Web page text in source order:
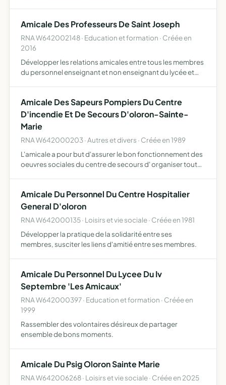
Amicale Des Professeurs De Saint Joseph
RNA W642002148 · Education et formation · Créée en
2016
Développer les relations amicales entre tous les membres
du personnel enseignant et non enseignant du lycée et
Amicale Des Sapeurs Pompiers Du Centre
D'incendie Et De Secours D'oloron-Sainte-
Marie
RNA W642000203 · Autres et divers · Créée en 1989
L'amicale a pour but d'assurer le bon fonctionnement des
oeuvres sociales du centre de secours d' organiser toutes
Amicale Du Personnel Du Centre Hospitalier
General D'oloron
RNA W642000135 · Loisirs et vie sociale · Créée en 1981
Développer la pratique de la solidarité entre ses
membres, susciter les liens d'amitié entre ses membres.
Amicale Du Personnel Du Lycee Du Iv
Septembre 'Les Amicaux'
RNA W642000397 · Education et formation · Créée en
1999
Rassembler des volontaires désireux de partager
ensemble de bons moments.
Amicale Du Psig Oloron Sainte Marie
RNA W642006268 · Loisirs et vie sociale · Créée en 2025